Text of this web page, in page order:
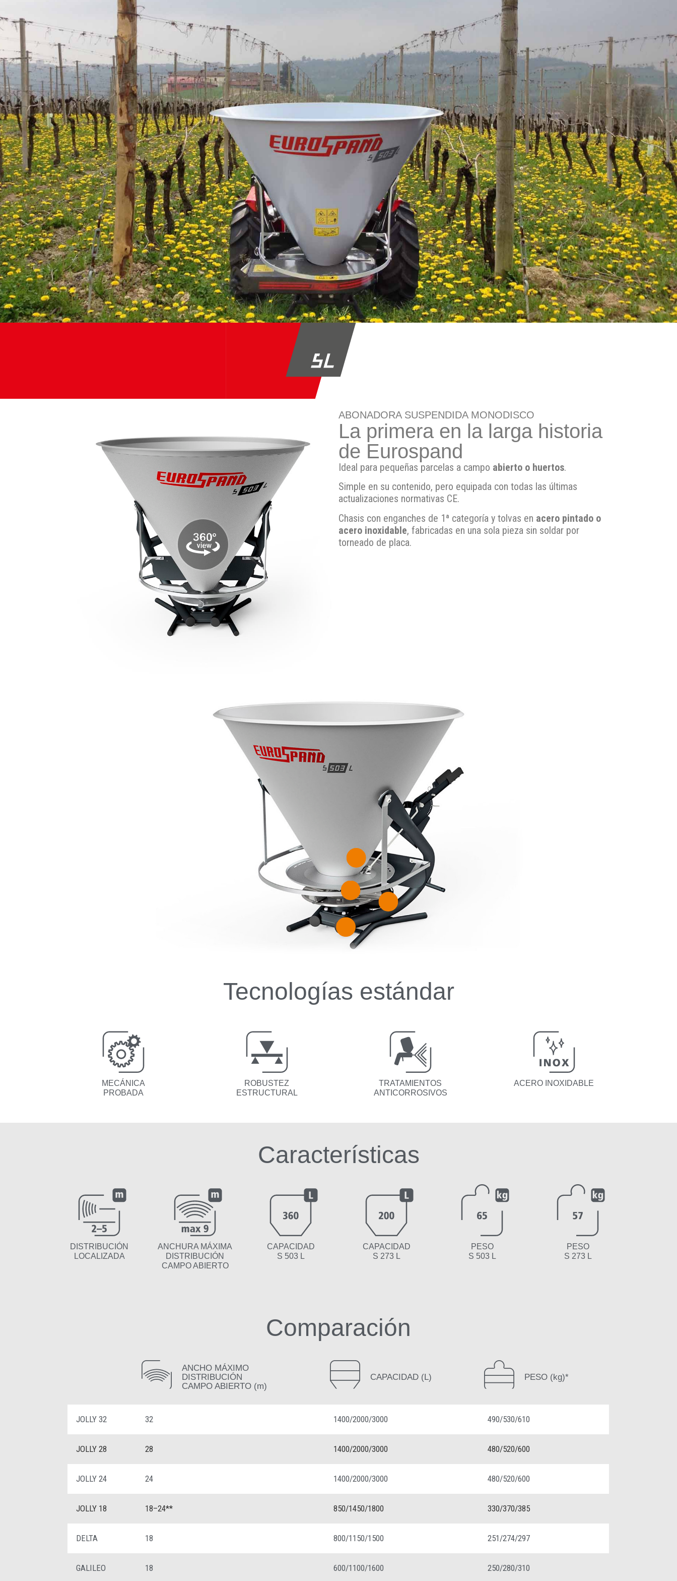
ABONADORA SUSPENDIDA MONODISCO
La primera en la larga historia
de Eurospand
Ideal para pequeñas parcelas a campo abierto o huertos.
Simple en su contenido, pero equipada con todas las últimas
actualizaciones normativas CE.
Chasis con enganches de 1ª categoría y tolvas en acero pintado o
acero inoxidable, fabricadas en una sola pieza sin soldar por
torneado de placa.
Tecnologías estándar
MECÁNICA
PROBADA
ROBUSTEZ
ESTRUCTURAL
TRATAMIENTOS
ANTICORROSIVOS
ACERO INOXIDABLE
Características
DISTRIBUCIÓN
LOCALIZADA
ANCHURA MÁXIMA
DISTRIBUCIÓN
CAMPO ABIERTO
CAPACIDAD
S 503 L
CAPACIDAD
S 273 L
PESO
S 503 L
PESO
S 273 L
Comparación
ANCHO MÁXIMO
DISTRIBUCIÓN
CAMPO ABIERTO (m)
CAPACIDAD (L) PESO (kg)*
JOLLY 32 32 1400/2000/3000 490/530/610
JOLLY 28 28 1400/2000/3000 480/520/600
JOLLY 24 24 1400/2000/3000 480/520/600
JOLLY 18 18–24** 850/1450/1800 330/370/385
DELTA 18 800/1150/1500 251/274/297
GALILEO 18 600/1100/1600 250/280/310